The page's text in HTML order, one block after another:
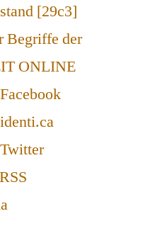
[29c3]
Begriffe der
ONLINE